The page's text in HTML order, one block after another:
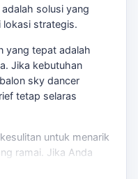
solusi yang
lokasi strategis.
yang tepat adalah
Jika kebutuhan
balon sky dancer
tetap selaras
untuk menarik
ramai. Jika Anda